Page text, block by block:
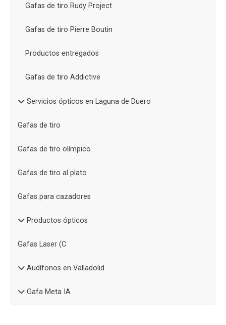
Gafas de tiro Rudy Project
Gafas de tiro Pierre Boutin
Productos entregados
Gafas de tiro Addictive
Servicios ópticos en Laguna de Duero
Gafas de tiro
Gafas de tiro olímpico
Gafas de tiro al plato
Gafas para cazadores
Productos ópticos
Gafas Laser (C
Audífonos en Valladolid
Gafa Meta IA